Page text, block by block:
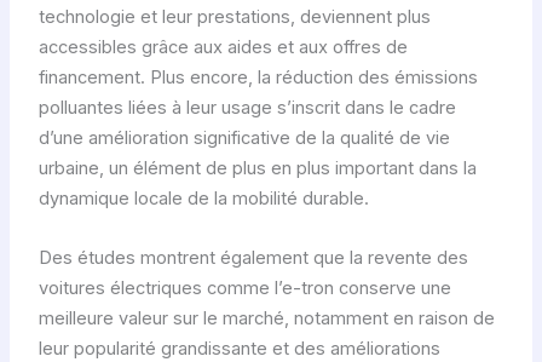
technologie et leur prestations, deviennent plus
accessibles grâce aux aides et aux offres de
financement. Plus encore, la réduction des émissions
polluantes liées à leur usage s’inscrit dans le cadre
d’une amélioration significative de la qualité de vie
urbaine, un élément de plus en plus important dans la
dynamique locale de la mobilité durable.
Des études montrent également que la revente des
voitures électriques comme l’e-tron conserve une
meilleure valeur sur le marché, notamment en raison de
leur popularité grandissante et des améliorations